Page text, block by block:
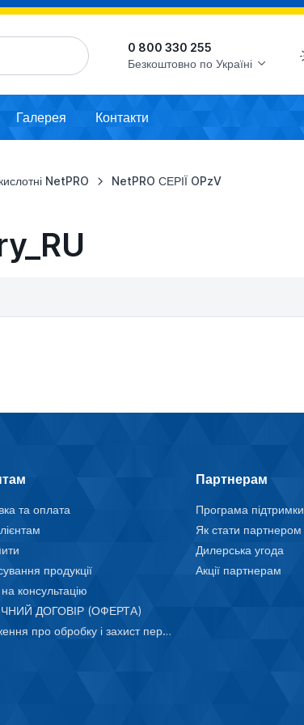
0 800 330 255
Безкоштовно по Україні
Галерея Контакти
NetPRO
NetPRO СЕРІЇ OPzV
та оплата
продукції
консультацію
ДОГОВІР (ОФЕРТА)
Положення про обробку і захист персональних даних
Партнерам
Програма підтримки
Як стати партнером
Дилерська угода
Акції партнерам